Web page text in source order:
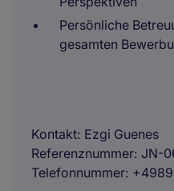
Persönliche
gesamten
Kontakt Ezgi Guenes
Referenznummer JN-
Telefonnummer